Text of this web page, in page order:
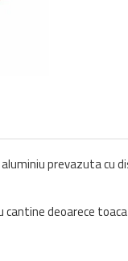
prevazuta cu
deoarece